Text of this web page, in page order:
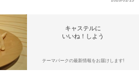
キャステルに
いいね！しよう
テーマパークの最新情報をお届けします!